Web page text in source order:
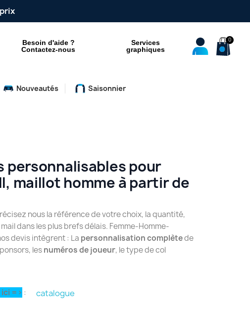
Besoin d'aide ?
Contactez-nous
Services
graphiques
Nouveautés Saisonnier
personnalisables pour
maillot homme à partir de
nous la référence de votre choix, la quantité,
dans les plus brefs délais. Femme-Homme-
devis intègrent : La personnalisation complètede
lesnuméros de joueur, le type de col
=> : catalogue